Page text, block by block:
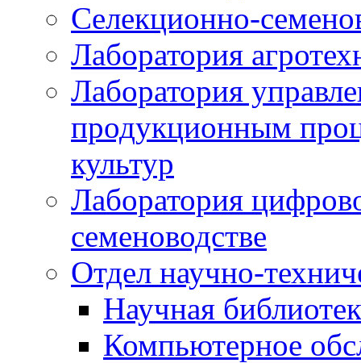
Селекционно-
Лаборатория
Лаборатория
продукционным
культур
Лаборатория
семеноводстве
Отдел научно-
Научная
Компьютерное